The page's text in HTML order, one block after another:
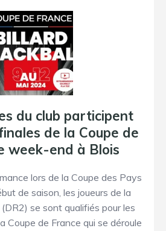
du club participent
de la Coupe de
week-end à Blois
lors de la Coupe des Pays
de saison, les joueurs de la
se sont qualifiés pour les
Coupe de France qui se déroule